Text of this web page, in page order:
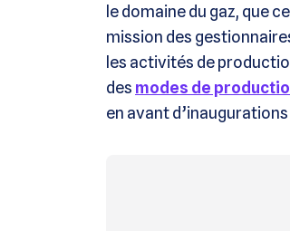
le domaine du gaz, que
mission des
les activités de
des modes de
en avant